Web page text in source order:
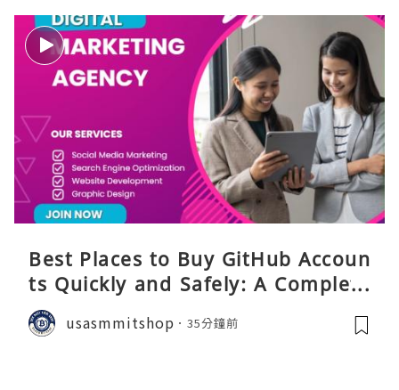
Best Places to Buy GitHub Accoun
ts Quickly and Safely: A Complete
Guide
usasmmitshop 35分鐘前